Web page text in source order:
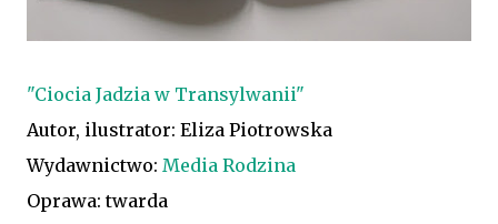
"Ciocia Jadzia w Transylwanii"
Autor, ilustrator: Eliza Piotrowska
Wydawnictwo: Media Rodzina
Oprawa: twarda